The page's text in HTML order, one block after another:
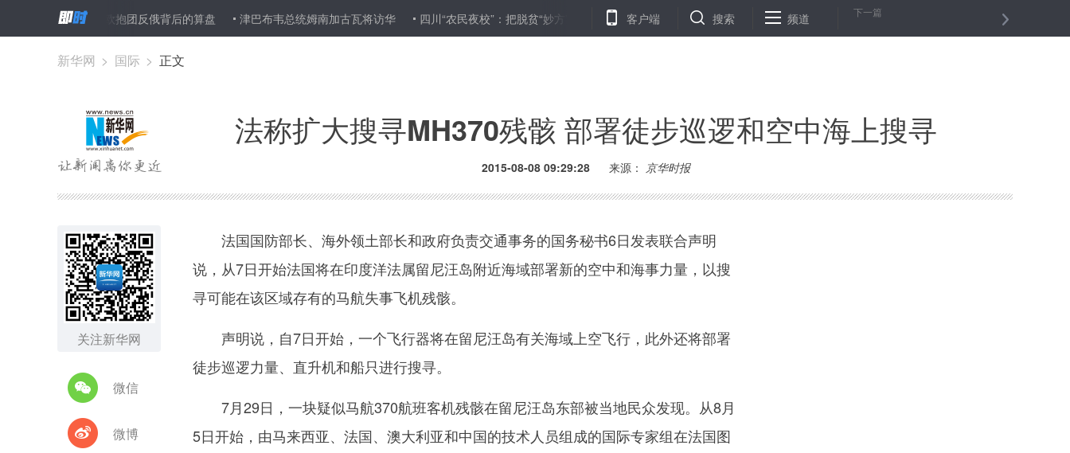
闻分析：美欧抱团反俄背后的算盘 津巴布韦总统姆南加古瓦将访华 四川“农民夜校”：把脱贫“妙方”送到群众手上 北京推行“安责险”以来参保企业累计获赔超1000万元 长春开展“春雁行动”大力扶持返乡
客户端 搜索 频道 下一篇
新华网 > 国际 > 正文
法称扩大搜寻MH370残骸 部署徒步巡逻和空中海上搜寻
2015-08-08 09:29:28 来源： 京华时报
关注新华网
微信
微博
法国国防部长、海外领土部长和政府负责交通事务的国务秘书6日发表联合声明
说，从7日开始法国将在印度洋法属留尼汪岛附近海域部署新的空中和海事力量，以搜
寻可能在该区域存有的马航失事飞机残骸。
声明说，自7日开始，一个飞行器将在留尼汪岛有关海域上空飞行，此外还将部署
徒步巡逻力量、直升机和船只进行搜寻。
7月29日，一块疑似马航370航班客机残骸在留尼汪岛东部被当地民众发现。从8月
5日开始，由马来西亚、法国、澳大利亚和中国的技术人员组成的国际专家组在法国图